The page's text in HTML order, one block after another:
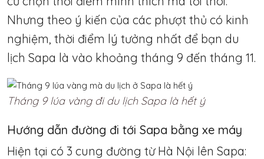
Nhưng theo ý kiến của các phượt thủ có kinh
nghiệm, thời điểm lý tưởng nhất để bạn du
lịch Sapa là vào khoảng tháng 9 đến tháng 11.
Tháng 9 lúa vàng đi du lịch Sapa là hết ý
Hướng dẫn đường đi tới Sapa bằng xe máy
Hiện tại có 3 cung đường từ Hà Nội lên Sapa: